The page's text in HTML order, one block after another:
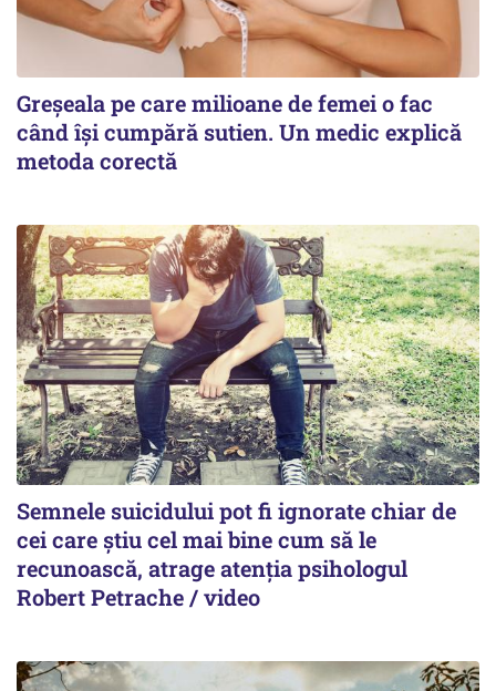
Greșeala pe care milioane de femei o fac
când își cumpără sutien. Un medic explică
metoda corectă
Semnele suicidului pot fi ignorate chiar de
cei care știu cel mai bine cum să le
recunoască, atrage atenția psihologul
Robert Petrache / video